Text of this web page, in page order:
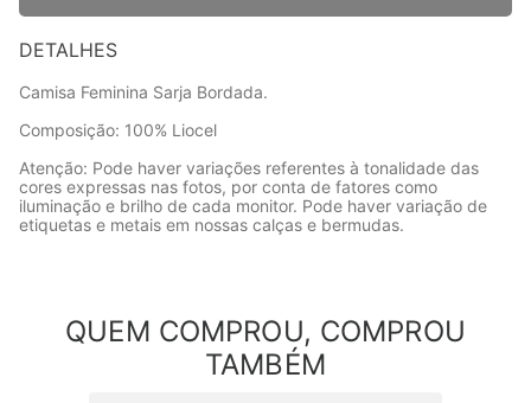
DETALHES
Camisa Feminina Sarja Bordada.
Composição: 100% Liocel
Atenção: Pode haver variações referentes à tonalidade das
cores expressas nas fotos, por conta de fatores como
iluminação e brilho de cada monitor. Pode haver variação de
etiquetas e metais em nossas calças e bermudas.
QUEM COMPROU, COMPROU
TAMBÉM